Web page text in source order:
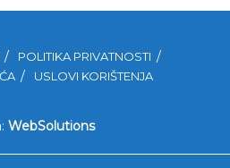
POLITIKA PRIVATNOSTI
USLOVI KORIŠTENJA
WebSolutions